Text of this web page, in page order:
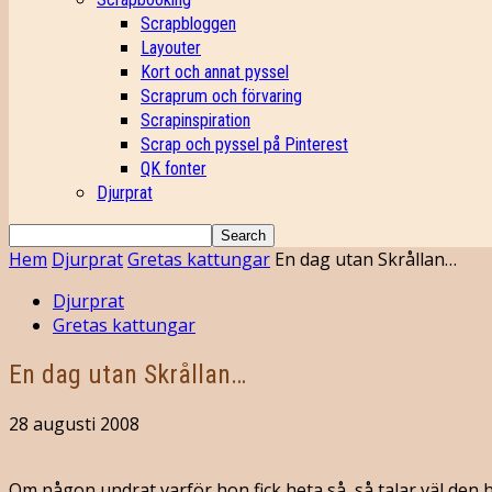
Scrapbloggen
Layouter
Kort och annat pyssel
Scraprum och förvaring
Scrapinspiration
Scrap och pyssel på Pinterest
QK fonter
Djurprat
Hem DjurpratGretas kattungar En dag utan Skrållan…
Djurprat
Gretas kattungar
En dag utan Skrållan…
28 augusti 2008